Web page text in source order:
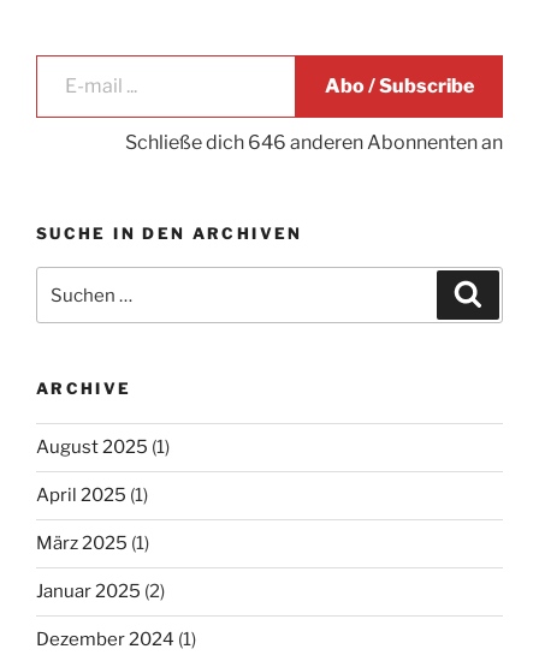
E-mail ...
Abo / Subscribe
Schließe dich 646 anderen Abonnenten an
SUCHE IN DEN ARCHIVEN
nach:
ARCHIVE
August 2025 (1)
April 2025 (1)
März 2025 (1)
Januar 2025 (2)
Dezember 2024 (1)